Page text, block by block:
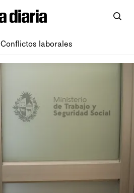
Conflictos laborales